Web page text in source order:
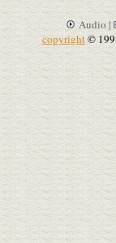
Audio |
copyright©